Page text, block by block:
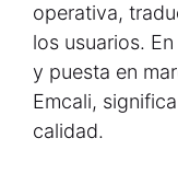
operativa,
los usuarios.
y puesta en
Emcali,
calidad.